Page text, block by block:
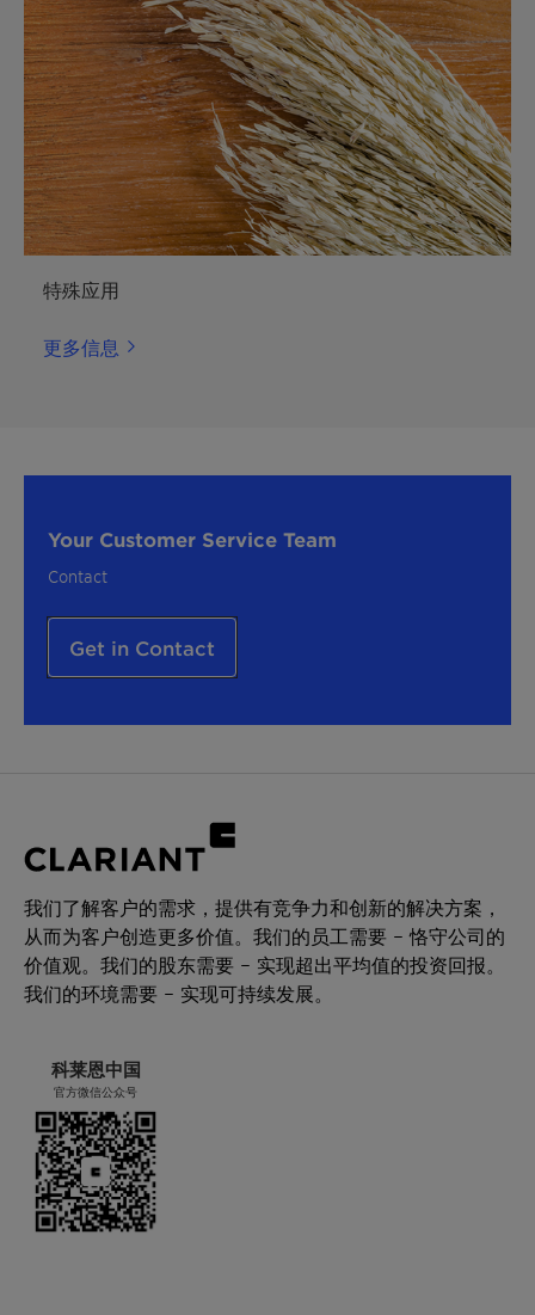
特殊应用
更多信息
Your Customer Service Team
Contact
Get in Contact
我们了解客户的需求，提供有竞争力和创新的解决方案，
从而为客户创造更多价值。我们的员工需要 – 恪守公司的
价值观。我们的股东需要 – 实现超出平均值的投资回报。
我们的环境需要 – 实现可持续发展。
科莱恩中国
官方微信公众号